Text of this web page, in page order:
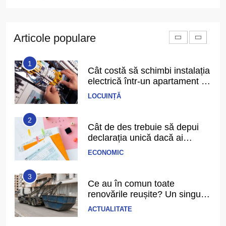
Articole populare2000 până azi
DIVERTISMENT
1
Cât costă să schimbi instalația
electrică într-un apartament de
3 camere
LOCUINȚĂ
2
Cât de des trebuie să depui
declarația unică dacă ai
venituri independente
ECONOMIC
3
Ce au în comun toate
renovările reușite? Un singur
detaliu pe care puțini îl
ACTUALITATE